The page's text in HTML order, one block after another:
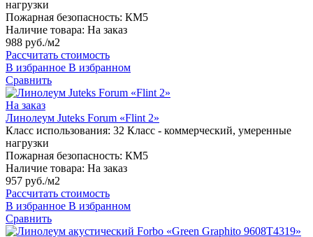
нагрузки
Пожарная безопасность: КМ5
Наличие товара: На заказ
988 руб./м2
Рассчитать стоимость
В избранное В избранном
Сравнить
На заказ
Линолеум Juteks Forum «Flint 2»
Класс использования: 32 Класс - коммерческий, умеренные
нагрузки
Пожарная безопасность: КМ5
Наличие товара: На заказ
957 руб./м2
Рассчитать стоимость
В избранное В избранном
Сравнить